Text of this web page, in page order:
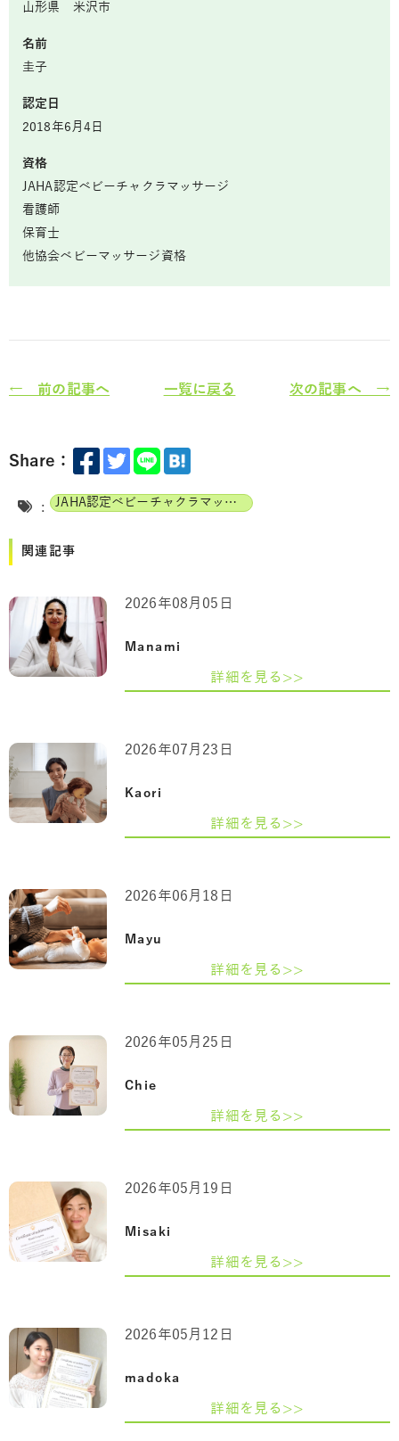
山形県 米沢市
名前
圭子
認定日
2018年6月4日
資格
JAHA認定ベビーチャクラマッサージ
看護師
保育士
他協会ベビーマッサージ資格
← 前の記事へ 一覧に戻る 次の記事へ →
Share：
: JAHA認定ベビーチャクラマッサージインストラクター
関連記事
Manami
2026年08月05日
詳細を見る>>
Kaori
2026年07月23日
詳細を見る>>
Mayu
2026年06月18日
詳細を見る>>
Chie
2026年05月25日
詳細を見る>>
Misaki
2026年05月19日
詳細を見る>>
madoka
2026年05月12日
詳細を見る>>